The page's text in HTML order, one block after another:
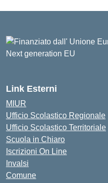
Link Esterni
MIUR
Ufficio Scolastico Regionale
Ufficio Scolastico Territoriale
Scuola in Chiaro
Iscrizioni On Line
Invalsi
Comune